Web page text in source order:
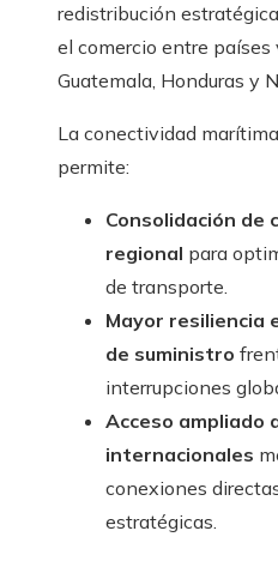
redistribución
el comercio entre países
Guatemala, Honduras y
La conectividad
permite:
Consolidación de
regional para
de transporte.
Mayor resiliencia
de suministro
interrupciones
Acceso ampliado
internacionales
conexiones
estratégicas.